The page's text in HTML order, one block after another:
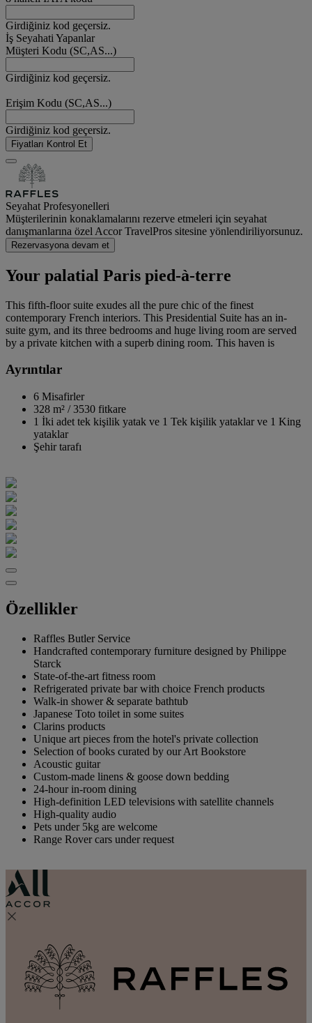
Girdiğiniz kod geçersiz.
İş Seyahati Yapanlar
Müşteri Kodu (SC,AS...)
Girdiğiniz kod geçersiz.
Erişim Kodu (SC,AS...)
Girdiğiniz kod geçersiz.
Fiyatları Kontrol Et
Seyahat Profesyonelleri
Müşterilerinin konaklamalarını rezerve etmeleri için seyahat
danışmanlarına özel Accor TravelPros sitesine yönlendiriliyorsunuz.
Rezervasyona devam et
Your palatial Paris pied-à-terre
This fifth-floor suite exudes all the pure chic of the finest
contemporary French interiors. This Presidential Suite has an in-
suite gym, and its three bedrooms and huge living room are served
by a private kitchen with a superb dining room. This haven is
Ayrıntılar
6 Misafirler
328 m² /3530 fitkare
1 İki adet tek kişilik yatak ve 1 Tek kişilik yataklar ve 1 King
yataklar
Şehir tarafı
Özellikler
Raffles Butler Service
Handcrafted contemporary furniture designed by Philippe
Starck
State-of-the-art fitness room
Refrigerated private bar with choice French products
Walk-in shower & separate bathtub
Japanese Toto toilet in some suites
Clarins products
Unique art pieces from the hotel's private collection
Selection of books curated by our Art Bookstore
Acoustic guitar
Custom-made linens & goose down bedding
24-hour in-room dining
High-definition LED televisions with satellite channels
High-quality audio
Pets under 5kg are welcome
Range Rover cars under request